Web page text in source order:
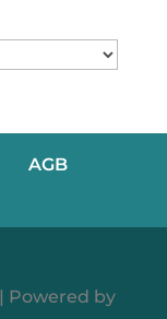
AGB
| Powered by